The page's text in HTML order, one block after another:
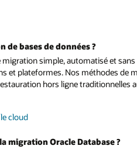
de bases de données ?
simple, automatisé et
et plateformes. Nos méthodes de
hors ligne traditionnelles
cloud
migration Oracle Database ?